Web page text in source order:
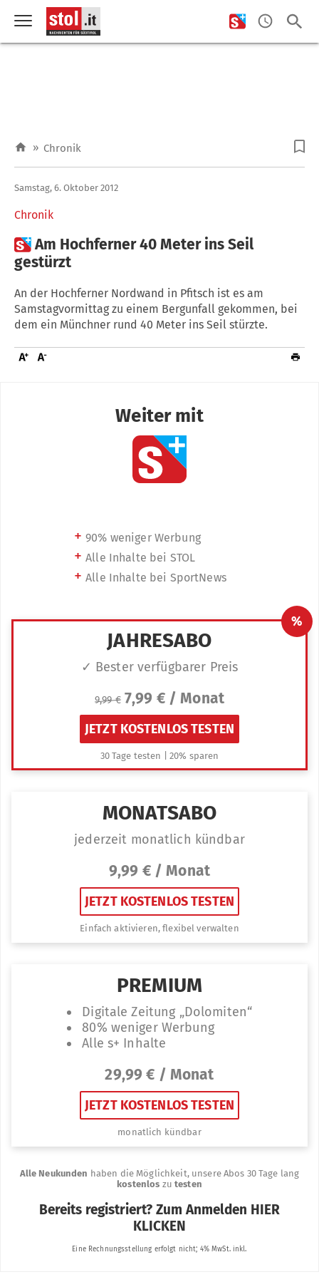
» Chronik
Chronik
Samstag, 6. Oktober 2012
Am Hochferner 40 Meter ins Seil
gestürzt
An der Hochferner Nordwand in Pfitsch ist es am
Samstagvormittag zu einem Bergunfall gekommen, bei
dem ein Münchner rund 40 Meter ins Seil stürzte.